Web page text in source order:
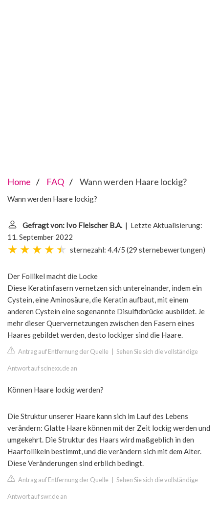
Home FAQ Wann werden Haare lockig?
Wann werden Haare lockig?
Gefragt von: Ivo Fleischer B.A. | Letzte Aktualisierung:
11. September 2022
sternezahl: 4.4/5 (29 sternebewertungen)
Der Follikel macht die Locke
Diese Keratinfasern vernetzen sich untereinander, indem ein
Cystein, eine Aminosäure, die Keratin aufbaut, mit einem
anderen Cystein eine sogenannte Disulfidbrücke ausbildet. Je
mehr dieser Quervernetzungen zwischen den Fasern eines
Haares gebildet werden, desto lockiger sind die Haare.
Antrag auf Entfernung der Quelle Sehen Sie sich die vollständige
Antwort auf scinexx.de an
Können Haare lockig werden?
Die Struktur unserer Haare kann sich im Lauf des Lebens
verändern: Glatte Haare können mit der Zeit lockig werden und
umgekehrt. Die Struktur des Haars wird maßgeblich in den
Haarfollikeln bestimmt, und die verändern sich mit dem Alter.
Diese Veränderungen sind erblich bedingt.
Antrag auf Entfernung der Quelle Sehen Sie sich die vollständige
Antwort auf swr.de an